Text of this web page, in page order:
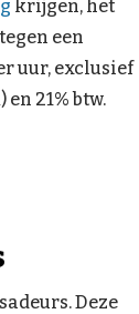
krijgen, het
een
uur, exclusief
21% btw.
Deze